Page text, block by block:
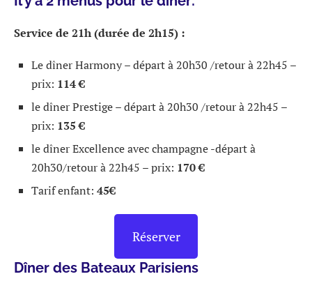
Service de 21h (durée de 2h15) :
Le dîner Harmony – départ à 20h30 /retour à 22h45 –
prix: 114 €
le dîner Prestige – départ à 20h30 /retour à 22h45 –
prix: 135 €
le dîner Excellence avec champagne -départ à
20h30/retour à 22h45 – prix: 170 €
Tarif enfant: 45€
Réserver
Dîner des Bateaux Parisiens